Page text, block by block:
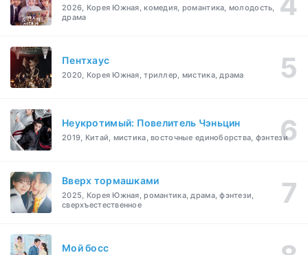
2026, Корея Южная, комедия, романтика, молодость,
драма
Пентхаус
2020, Корея Южная, триллер, мистика, драма
Неукротимый: Повелитель Чэньцин
2019, Китай, мистика, восточные единоборства, фэнтези
Вверх тормашками
2025, Корея Южная, романтика, драма, фэнтези,
сверхъестественное
Мой босс